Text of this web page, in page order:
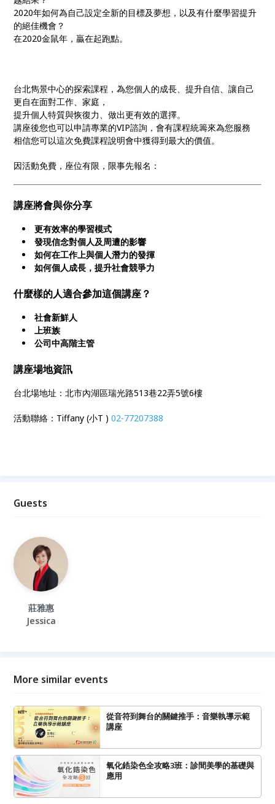
2020年如何為自己設定全新的目標及夢想，以及有什麼學習提升
的絕佳機會？
在2020金鼠年，贏在起跑點。
台北雋景中心的探索課程，為您個人的成長、提升自信、讓自己
更自在面對工作、家庭，
提升個人特質與恢復力、做出更有效的選擇。
講座後您也可以申請專業的VIP諮詢，會有課程統籌來為您服務
相信您可以這次免費課程說明會中獲得到最大的價值。
因活動免費，座位有限，限事先報名：
講座將會與你分享
更有效率的學習模式
發現信念對個人及周遭的影響
如何在工作上與個人潛力的發揮
如何個人成長，提升社會競爭力
什麼樣的人適合參加這個講座？
社會新鮮人
上班族
公司中高階主管
講座場地資訊
台北場地址：北市內湖區瑞光路513巷22弄5號6樓
活動聯絡：Tiffany (小T )02-77207388
Guests
莊雅惠
Jessica
More similar events
從音符到舞台的關鍵推手：音樂執導示範
講座
氧化鋯染色全攻略3班：診間美學的基礎與
應用